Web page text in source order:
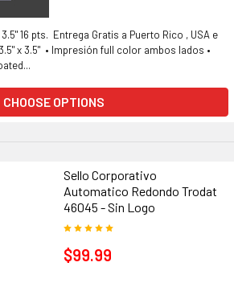
16 pts. Entrega Gratis a Puerto Rico , USA e
x 3.5" • Impresión full color ambos lados •
CHOOSE OPTIONS
Sello Corporativo
Automatico Redondo Trodat
46045 - Sin Logo
$99.99